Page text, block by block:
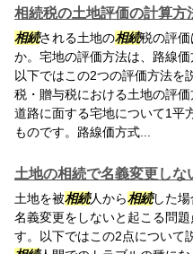
相続税の土地評価の計算方
相続される土地の相続税の評価
か。宅地の評価方法は、路線
以下ではこの2つの評価方法を
税・贈与税における土地の評
道路に面する宅地について1平
ものです。路線価方式...
土地の相続で名義変更しな
土地を被相続人から相続した場
名義変更をしないと起こる問
す。以下ではこの2点について